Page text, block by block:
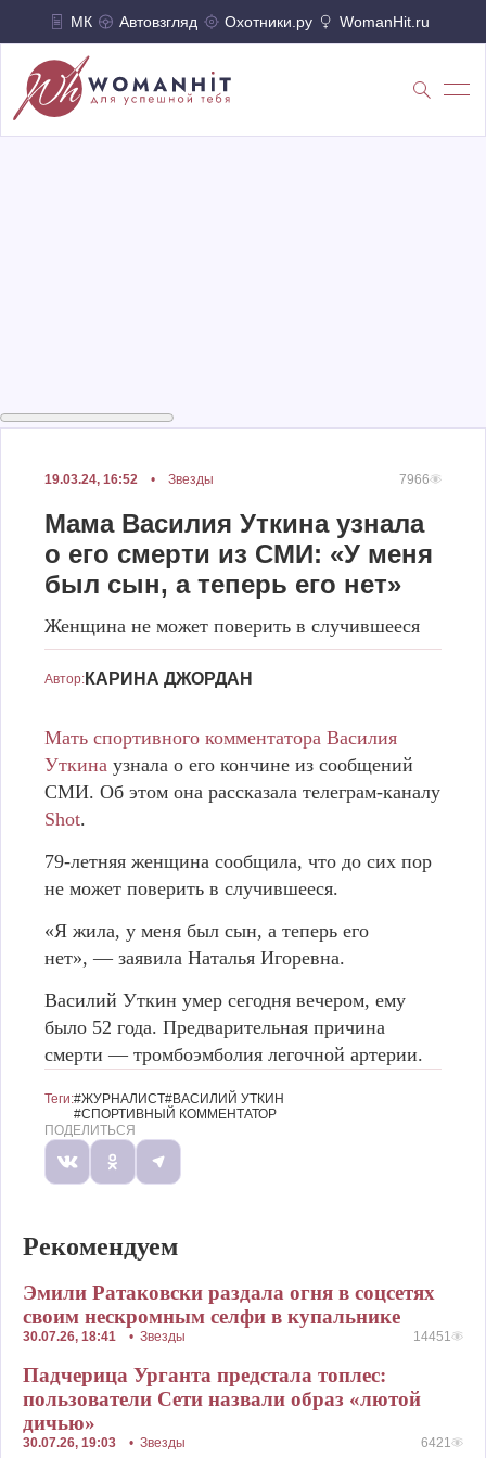
МК Автовзгляд Охотники.ру WomanHit.ru
19.03.24, 16:52 • Звезды 7966
Мама Василия Уткина узнала
о его смерти из СМИ: «У меня
был сын, а теперь его нет»
Женщина не может поверить в случившееся
Автор: КАРИНА ДЖОРДАН
Мама Василия Уткина узнала о его смерти из СМИ: «У меня был
фото: соцсети
Мать спортивного комментатора Василия
Уткина узнала о его кончине из сообщений
СМИ. Об этом она рассказала телеграм-каналу
Shot.
79-летняя женщина сообщила, что до сих пор
не может поверить в случившееся.
«Я жила, у меня был сын, а теперь его
нет», — заявила Наталья Игоревна.
Василий Уткин умер сегодня вечером, ему
было 52 года. Предварительная причина
смерти — тромбоэмболия легочной артерии.
Теги:#ЖУРНАЛИСТ#ВАСИЛИЙ УТКИН
#СПОРТИВНЫЙ КОММЕНТАТОР
ПОДЕЛИТЬСЯ
Рекомендуем
Эмили Ратаковски раздала огня в соцсетях
своим нескромным селфи в купальнике
30.07.26, 18:41 • Звезды 14451
Падчерица Урганта предстала топлес:
пользователи Сети назвали образ «лютой
дичью»
30.07.26, 19:03 • Звезды 6421